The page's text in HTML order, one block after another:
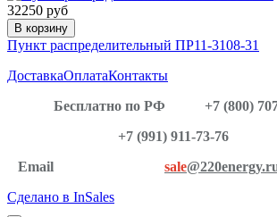
32250 руб
В корзину
Пункт распределительный ПР11-3108-31
ДоставкаОплатаКонтакты
Бесплатно по РФ
+7 (800)
+7 (991) 911-73-76
Email
sale
Сделано в InSales